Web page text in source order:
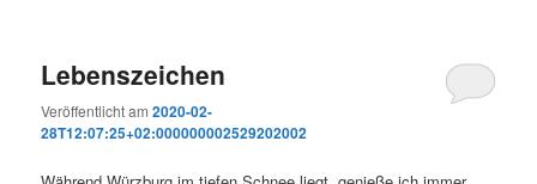
Lebenszeichen
Veröffentlicht am2020-02-
28T12:07:25+02:000000002529202002